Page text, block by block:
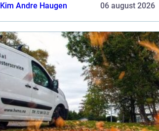
Kim Andre Haugen 06 august 2026